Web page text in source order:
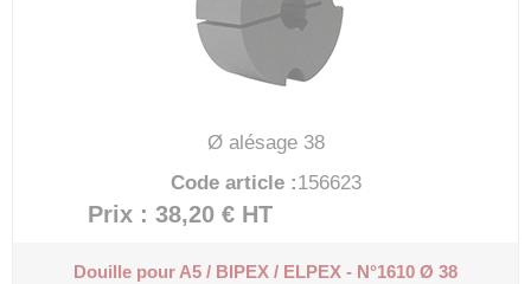
Ø alésage 38
Code article :156623
Prix : 38,20 € HT
Douille pour A5 / BIPEX / ELPEX - N°1610 Ø 38